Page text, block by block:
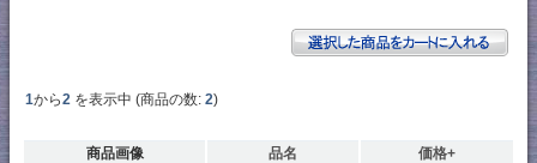
1から2 を表示中 (商品の数: 2)
商品画像 品名 価格+